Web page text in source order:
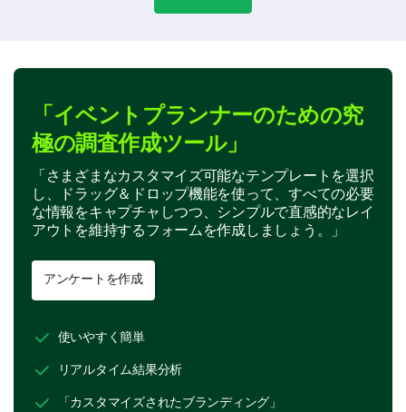
「イベントプランナーのための究
極の調査作成ツール」
「さまざまなカスタマイズ可能なテンプレートを選択
し、ドラッグ＆ドロップ機能を使って、すべての必要
な情報をキャプチャしつつ、シンプルで直感的なレイ
アウトを維持するフォームを作成しましょう。」
アンケートを作成
使いやすく簡単
リアルタイム結果分析
「カスタマイズされたブランディング」